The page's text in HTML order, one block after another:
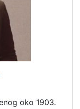
oko 1903.